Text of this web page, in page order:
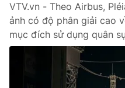
VTV.vn - Theo Airbus,
ảnh có độ phân giải cao
mục đích sử dụng quân